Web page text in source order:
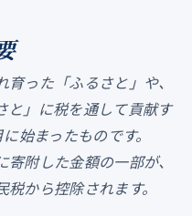
った「ふるさと」や、
と」に税を通して貢献す
始まったものです。
寄附した金額の一部が、
から控除されます。